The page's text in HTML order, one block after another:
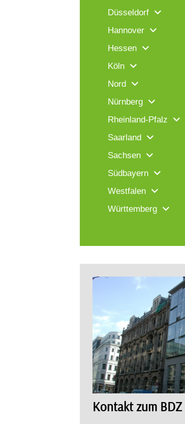
Düsseldorf
Hannover
Hessen
Köln
Nord
Nürnberg
Rheinland-Pfalz
Saarland
Sachsen
Südbayern
Westfalen
Württemberg
Kontakt zum BDZ